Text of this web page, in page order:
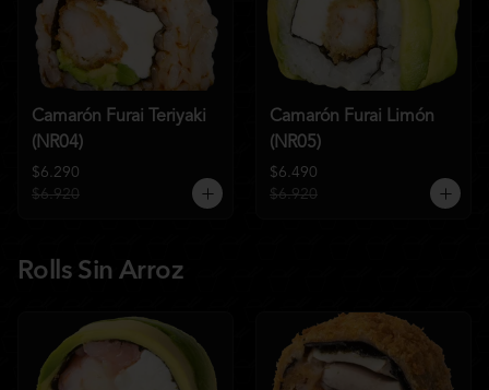
Camarón Furai Teriyaki
(NR04)
$6.290
$6.920
Camarón Furai Limón
(NR05)
$6.490
$6.920
Rolls Sin Arroz